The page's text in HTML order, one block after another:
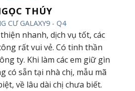
THÚY
CƯ GALAXY9 - Q4
nhanh, dịch vụ tốt, các
rất vui vẻ. Có tinh thần
ty. Khi làm các em giữ gìn
có sẵn tại nhà chị, mẫu mã
về lâu dài chị chưa biết.